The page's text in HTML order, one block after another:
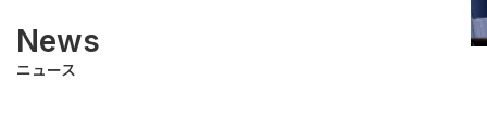
News
ニュース